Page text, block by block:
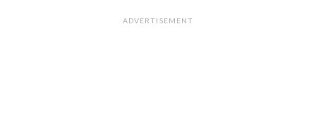
ADVERTISEMENT